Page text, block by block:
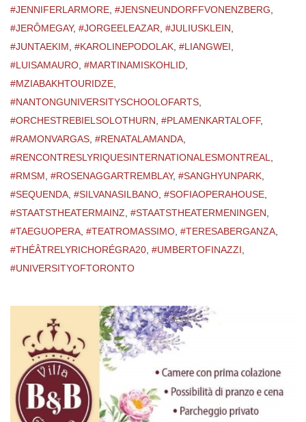
#JENNIFERLARMORE, #JENSNEUNDORFFVONENZBERG,
#JERÔMEGAY, #JORGEELEAZAR, #JULIUSKLEIN,
#JUNTAEKIM, #KAROLINEPODOLAK, #LIANGWEI,
#LUISAMAURO, #MARTINAMISKOHLID,
#MZIABAKHTOURIDZE,
#NANTONGUNIVERSITYSCHOOLOFARTS,
#ORCHESTREBIELSOLOTHURN, #PLAMENKARTALOFF,
#RAMONVARGAS, #RENATALAMANDA,
#RENCONTRESLYRIQUESINTERNATIONALESMONTREAL,
#RMSM, #ROSENAGGARTREMBLAY, #SANGHYUNPARK,
#SEQUENDA, #SILVANASILBANO, #SOFIAOPERAHOUSE,
#STAATSTHEATERMAINZ, #STAATSTHEATERMENINGEN,
#TAEGUOPERA, #TEATROMASSIMO, #TERESABERGANZA,
#THÉÂTRELYRICHORÉGRA20, #UMBERTOFINAZZI,
#UNIVERSITYOFTORONTO